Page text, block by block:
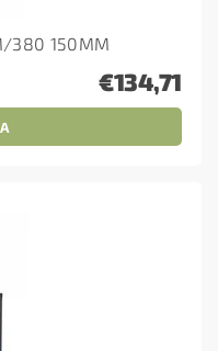
380 150MM
€134,71